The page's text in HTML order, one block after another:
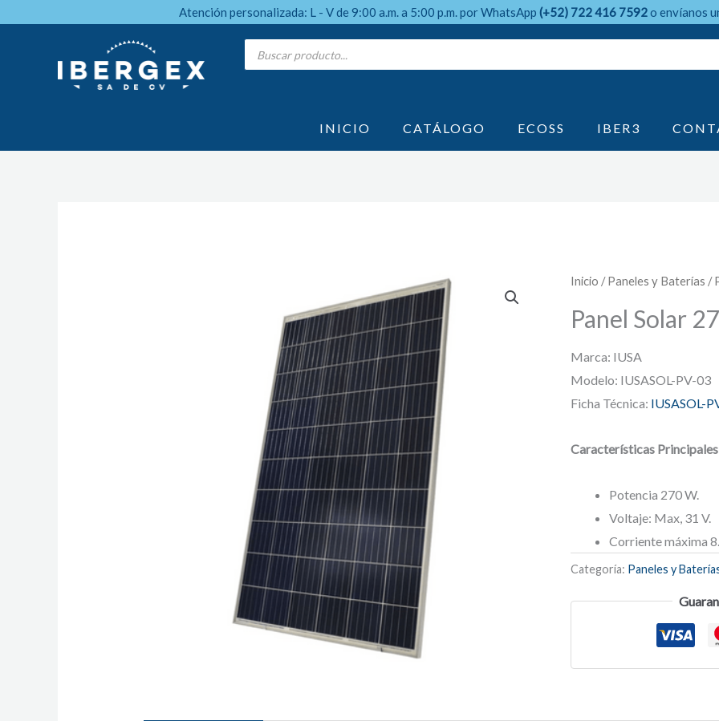
Atención personalizada: L - V de 9:00 a.m. a 5:00 p.m. por WhatsApp (+52) 722 416 7592o envíanos
Products
search
INICIO CATÁLOGO ECOSS IBER3
Inicio /Paneles y Baterías /
Panel Solar
Marca: IUSA
Modelo: IUSASOL-PV-03
Ficha Técnica: IUSASOL-
Características
Potencia 270 W.
Voltaje: Max, 31 V.
Corriente máxima
Categoría: Paneles y